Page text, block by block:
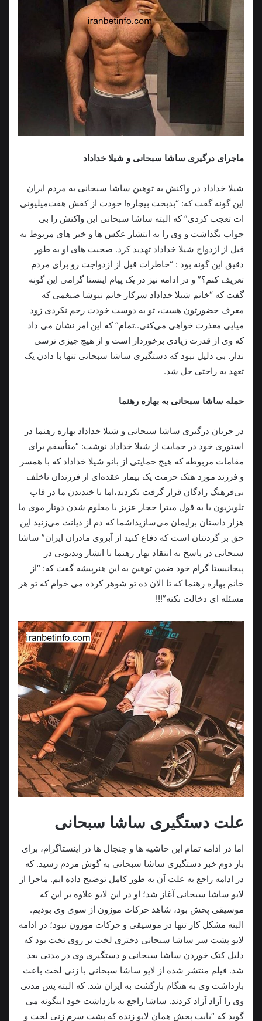
ماجرای درگیری ساشا سبحانی و شیلا خداداد
شیلا خداداد در واکنش به توهین ساشا سبحانی به مردم ایران
این گونه گفت که: “بدبخت بیچاره! خودت از کفش هفت‌میلیونی‌
ات تعجب کردی” که البته ساشا سبحانی این واکنش را بی
جواب نگذاشت و وی را به انتشار عکس ها و خبر های مربوط به
قبل از ازدواج شیلا خداداد تهدید کرد. صحبت های او به طور
دقیق این گونه بود : “خاطرات قبل از ازدواجت رو برای مردم
تعریف کنم؟” و در ادامه نیز در یک پیام اینستا گرامی این گونه
گفت که “خانم شیلا خداداد سرکار خانم نیوشا ضیغمی که
معرف حضورتون هست، تو به دوست خودت رحم نکردی زود
میایی معذرت‌ خواهی می‌کنی..تمام” که این امر نشان می داد
که وی از قدرت زیادی برخوردار است و از هیچ چیزی ترسی
ندار. بی دلیل نبود که دستگیری ساشا سبحانی تنها با دادن یک
تعهد به راحتی حل شد.
حمله ساشا سبحانی به بهاره رهنما
در جریان درگیری ساشا سبحانی و شیلا خداداد بهاره رهنما در
استوری خود در حمایت از شیلا خداداد نوشت: “متأسفم برای
مقامات مربوطه که هیچ حمایتی از بانو شیلا خداداد که با همسر
و فرزند مورد هتک حرمت یک بیمار عقده‌ای از فرزندان ناخلف
بی‌فرهنگ زادگان قرار گرفت نکردید،اما با خندیدن ما در قاب
تلویزیون یا به قول میترا حجار عزیز با معلوم شدن دوتار موی ما
هزار داستان برایمان می‌سازید!شما که دم از دیانت می‌زنید این
حق بر گردنتان است که دفاع کنید از آبروی مادران ایران” ساشا
سبحانی در پاسخ به انتقاد بهار رهنما با انشار ویدیویی در
پیجانیستا گرام خود ضمن توهین به این هنرپیشه گفت که: “از
خانم بهاره رهنما که تا الان ده تو شوهر کرده می خوام که تو هر
مسئله ای دخالت نکنه”!!!
علت دستگیری ساشا سبحانی
اما در ادامه تمام این حاشیه ها و جنجال ها در اینستاگرام، برای
بار دوم خبر دستگیری ساشا سبحانی به گوش مردم رسید. که
در ادامه راجع به علت آن به طور کامل توضیح داده ایم. ماجرا از
لایو ساشا سبحانی آغاز شد؛ او در این لایو علاوه بر این که
موسیقی پخش بود، شاهد حرکات موزون از سوی وی بودیم.
البته مشکل کار تنها در موسیقی و حرکات موزون نبود؛ در ادامه
لایو پشت سر ساشا سبحانی دختری لخت بر روی تخت بود که
دلیل کتک خوردن ساشا سبحانی و دستگیری وی در مدتی بعد
شد. فیلم منتشر شده از لایو ساشا سبحانی با زنی لخت باعث
بازداشت وی به هنگام بازگشت به ایران شد. که البته پس مدتی
وی را آزاد آزاد کردند. ساشا راجع به بازداشت خود اینگونه می
گوید که “بابت پخش همان لایو زنده که پشت سرم زنی لخت و